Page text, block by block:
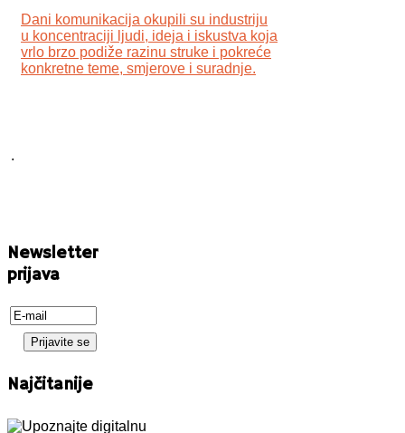
Dani komunikacija okupili su industriju
u koncentraciji ljudi, ideja i iskustva koja
vrlo brzo podiže razinu struke i pokreće
konkretne teme, smjerove i suradnje.
.
Newsletter
prijava
Najčitanije